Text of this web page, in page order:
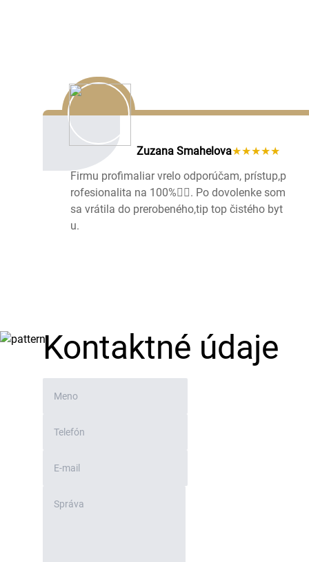
Zuzana Smahelova★★★★★
Firmu profimaliar vrelo odporúčam, prístup,p
rofesionalita na 100%👌🏻. Po dovolenke som
sa vrátila do prerobeného,tip top čistého byt
u.
Kontaktné údaje